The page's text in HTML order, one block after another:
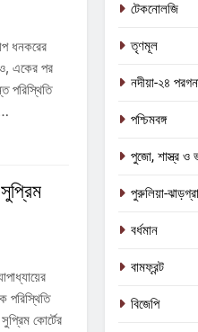
ধনকরের
একের পর
পরিস্থিতি
পরিস্থিতি
কোর্টের
টেকনোলজি
তৃণমূল
নদীয়া-২৪
পশ্চিমবঙ্গ
পুজো, শাস্ত্র ও
পুরুলিয়া-
বর্ধমান
বামফ্রন্ট
বিজেপি